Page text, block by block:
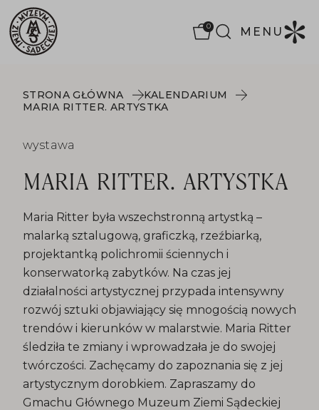
0 MENU
STRONA GŁÓWNA
KALENDARIUM
MARIA RITTER. ARTYSTKA
wystawa
MARIA RITTER. ARTYSTKA
Maria Ritter była wszechstronną artystką –
malarką sztalugową, graficzką, rzeźbiarką,
projektantką polichromii ściennych i
konserwatorką zabytków. Na czas jej
działalności artystycznej przypada intensywny
rozwój sztuki objawiający się mnogością nowych
trendów i kierunków w malarstwie. Maria Ritter
śledziła te zmiany i wprowadzała je do swojej
twórczości. Zachęcamy do zapoznania się z jej
artystycznym dorobkiem. Zapraszamy do
Gmachu Głównego Muzeum Ziemi Sądeckiej